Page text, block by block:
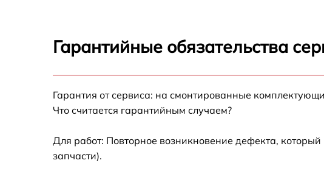
Гарантийные обязательства
Гарантия от сервиса: на смонтированные
Что считается гарантийным случаем?
Для работ: Повторное возникновение дефекта,
запчасти).